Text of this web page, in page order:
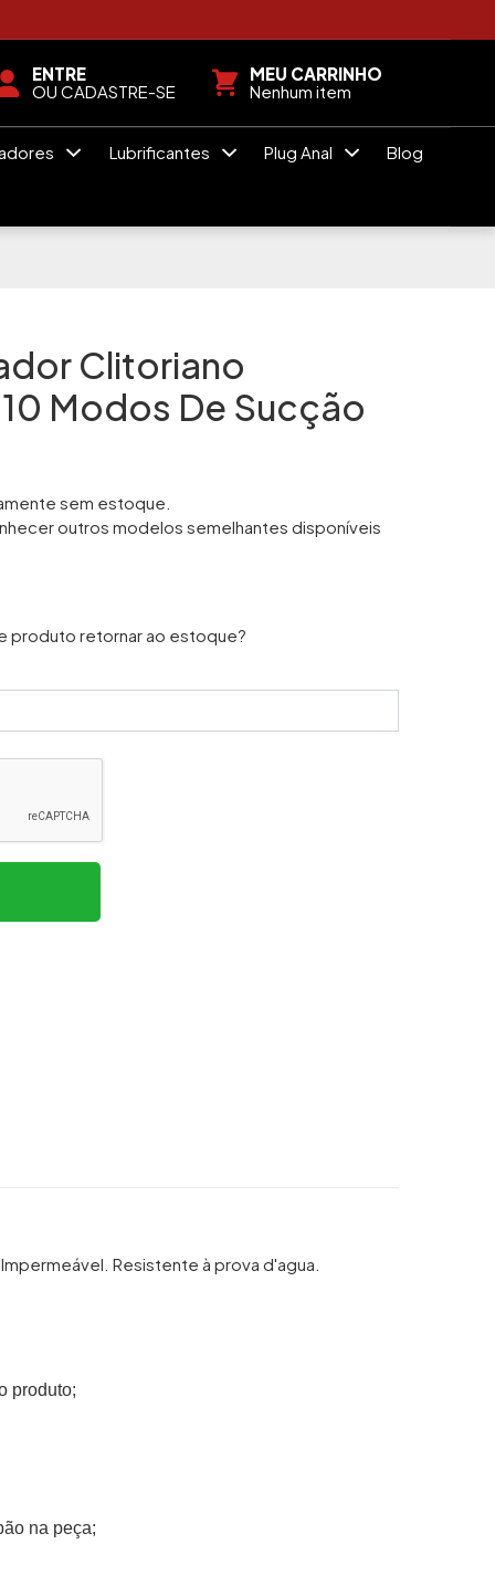
ENTRE
OU CADASTRE-SE
MEU CARRINHO
Nenhum item
Lubrificantes Plug Anal Blog
Clitoriano
Modos De Sucção
sem estoque.
outros modelos semelhantes disponíveis
produto retornar ao estoque?
Resistente à prova d'agua.
produto;
na peça;